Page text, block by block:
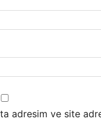
adresim ve site